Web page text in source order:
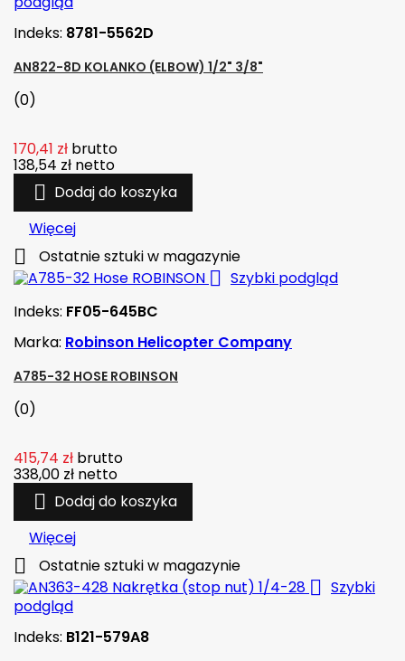
Indeks: 8781-5562D
AN822-8D KOLANKO (ELBOW) 1/2" 3/8"
(0)
170,41 zł brutto
138,54 zł netto
 Dodaj do koszyka
Więcej
 Ostatnie sztuki w magazynie
 Szybki podgląd
Indeks: FF05-645BC
Marka: Robinson Helicopter Company
A785-32 HOSE ROBINSON
(0)
415,74 zł brutto
338,00 zł netto
 Dodaj do koszyka
Więcej
 Ostatnie sztuki w magazynie
 Szybki
podgląd
Indeks: B121-579A8